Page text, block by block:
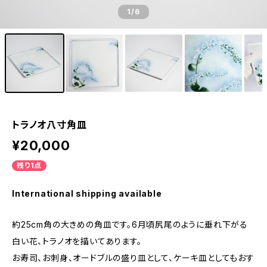
1/6
トラノオ八寸角皿
¥20,000
残り1点
International shipping available
約25cm角の大きめの角皿です。6月頃尻尾のように垂れ下がる
白い花、トラノオを描いてあります。
お寿司、お刺身、オードブルの盛り皿として、ケーキ皿としてもおす